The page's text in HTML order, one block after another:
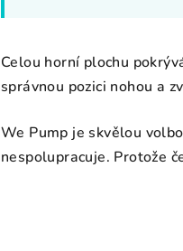
Celou horní plochu
správnou pozici nohou a
We Pump je skvělou
nespolupracuje. Protože